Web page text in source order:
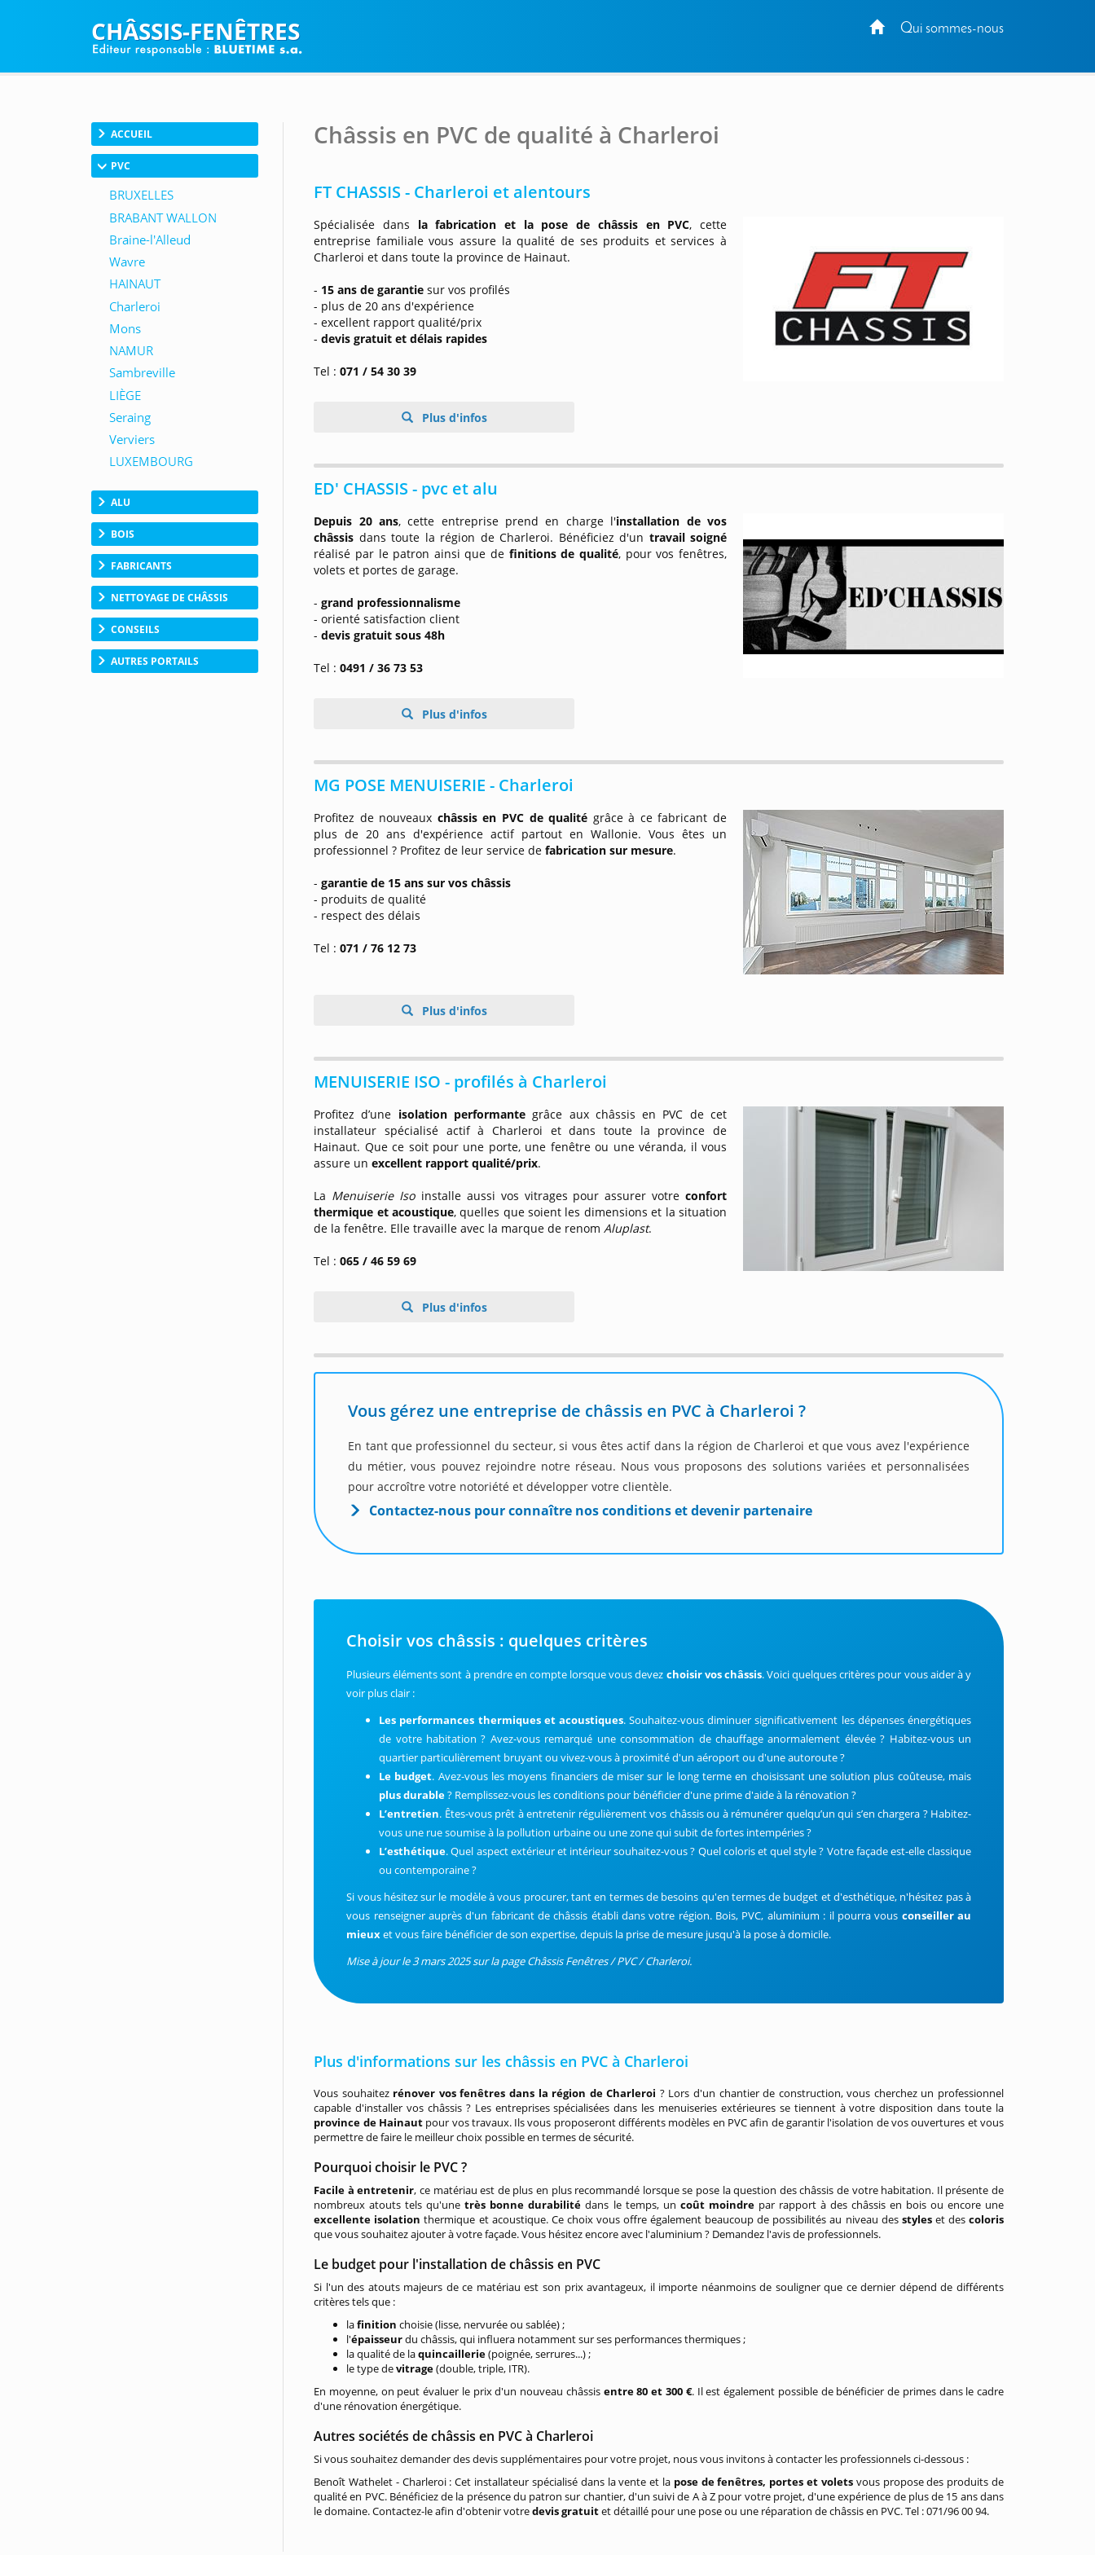
Qui sommes-nous
CHÂSSIS-FENÊTRES
ACCUEIL
PVC
ALU
BOIS
FABRICANTS
NETTOYAGE DE CHÂSSIS
CONSEILS
AUTRES PORTAILS
Châssis en PVC de qualité à Charleroi
FT CHASSIS - Charleroi et alentours
Spécialisée dans la fabrication et la pose de châssis en PVC, cette
entreprise familiale vous assure la qualité de ses produits et services à
Charleroi et dans toute la province de Hainaut.
- 15 ans de garantie sur vos profilés
- plus de 20 ans d'expérience
- excellent rapport qualité/prix
- devis gratuit et délais rapides
Tel :071 / 54 30 39
Plus d'infos
ED' CHASSIS - pvc et alu
Depuis 20 ans, cette entreprise prend en charge l'installation de vos
châssis dans toute la région de Charleroi. Bénéficiez d'un travail soigné
réalisé par le patron ainsi que de finitions de qualité, pour vos fenêtres,
volets et portes de garage.
-grand professionnalisme
- orienté satisfaction client
-devis gratuit sous 48h
Tel :0491 / 36 73 53
Plus d'infos
MG POSE MENUISERIE - Charleroi
Profitez de nouveaux châssis en PVC de qualité grâce à ce fabricant de
plus de 20 ans d'expérience actif partout en Wallonie. Vous êtes un
professionnel ? Profitez de leur service defabrication sur mesure.
-garantie de 15 ans sur vos châssis
- produits de qualité
- respect des délais
Tel :071 / 76 12 73
Plus d'infos
MENUISERIE ISO - profilés à Charleroi
Profitez d’une isolation performantegrâce aux châssis en PVC de cet
installateur spécialisé actif à Charleroi et dans toute la province de
Hainaut. Que ce soit pour une porte, une fenêtre ou une véranda, il vous
assure unexcellent rapport qualité/prix.
La Menuiserie Isoinstalle aussi vos vitrages pour assurer votre confort
thermique et acoustique, quelles que soient les dimensions et la situation
de la fenêtre. Elle travaille avec la marque de renomAluplast.
Tel :065 / 46 59 69
Plus d'infos
Vous gérez une entreprise de châssis en PVC à Charleroi ?
En tant que professionnel du secteur, si vous êtes actif dans la région de Charleroi et que vous avez l'expérience
du métier, vous pouvez rejoindre notre réseau. Nous vous proposons des solutions variées et personnalisées
pour accroître votre notoriété et développer votre clientèle.
Contactez-nous pour connaître nos conditions et devenir partenaire
Choisir vos châssis : quelques critères
Plusieurs éléments sont à prendre en compte lorsque vous devez choisir vos châssis. Voici quelques critères pour vous aider à y
voir plus clair :
Les performances thermiques et acoustiques. Souhaitez-vous diminuer significativement les dépenses énergétiques
de votre habitation ? Avez-vous remarqué une consommation de chauffage anormalement élevée ? Habitez-vous un
quartier particulièrement bruyant ou vivez-vous à proximité d'un aéroport ou d'une autoroute ?
Le budget. Avez-vous les moyens financiers de miser sur le long terme en choisissant une solution plus coûteuse, mais
plus durable? Remplissez-vous les conditions pour bénéficier d'une prime d'aide à la rénovation ?
L’entretien. Êtes-vous prêt à entretenir régulièrement vos châssis ou à rémunérer quelqu’un qui s’en chargera ? Habitez-
vous une rue soumise à la pollution urbaine ou une zone qui subit de fortes intempéries ?
L’esthétique. Quel aspect extérieur et intérieur souhaitez-vous ? Quel coloris et quel style ? Votre façade est-elle classique
ou contemporaine ?
Si vous hésitez sur le modèle à vous procurer, tant en termes de besoins qu'en termes de budget et d'esthétique, n'hésitez pas à
vous renseigner auprès d'un fabricant de châssis établi dans votre région. Bois, PVC, aluminium : il pourra vous conseiller au
mieuxet vous faire bénéficier de son expertise, depuis la prise de mesure jusqu'à la pose à domicile.
Mise à jour le 3 mars 2025 sur la page Châssis Fenêtres / PVC / Charleroi.
Plus d'informations sur les châssis en PVC à Charleroi
Vous souhaitez rénover vos fenêtres dans la région de Charleroi ? Lors d'un chantier de construction, vous cherchez un professionnel
capable d'installer vos châssis ? Les entreprises spécialisées dans les menuiseries extérieures se tiennent à votre disposition dans toute la
province de Hainautpour vos travaux. Ils vous proposeront différents modèles en PVC afin de garantir l'isolation de vos ouvertures et vous
permettre de faire le meilleur choix possible en termes de sécurité.
Pourquoi choisir le PVC ?
Facile à entretenir, ce matériau est de plus en plus recommandé lorsque se pose la question des châssis de votre habitation. Il présente de
nombreux atouts tels qu'unetrès bonne durabilité dans le temps, un coût moindrepar rapport à des châssis en bois ou encore une
excellente isolation thermique et acoustique. Ce choix vous offre également beaucoup de possibilités au niveau des styles et descoloris
que vous souhaitez ajouter à votre façade. Vous hésitez encore avec l'aluminium ? Demandez l'avis de professionnels.
Le budget pour l'installation de châssis en PVC
Si l'un des atouts majeurs de ce matériau est son prix avantageux, il importe néanmoins de souligner que ce dernier dépend de différents
critères tels que :
lafinition choisie (lisse, nervurée ou sablée) ;
l'épaisseurdu châssis, qui influera notamment sur ses performances thermiques ;
la qualité de laquincaillerie(poignée, serrures...) ;
le type devitrage(double, triple, ITR).
En moyenne, on peut évaluer le prix d'un nouveau châssis entre 80 et 300 €. Il est également possible de bénéficier de primes dans le cadre
d'une rénovation énergétique.
Autres sociétés de châssis en PVC à Charleroi
Si vous souhaitez demander des devis supplémentaires pour votre projet, nous vous invitons à contacter les professionnels ci-dessous :
Benoît Wathelet - Charleroi : Cet installateur spécialisé dans la vente et la pose de fenêtres, portes et voletsvous propose des produits de
qualité en PVC. Bénéficiez de la présence du patron sur chantier, d'un suivi de A à Z pour votre projet, d'une expérience de plus de 15 ans dans
le domaine. Contactez-le afin d'obtenir votredevis gratuitet détaillé pour une pose ou une réparation de châssis en PVC. Tel : 071/96 00 94.